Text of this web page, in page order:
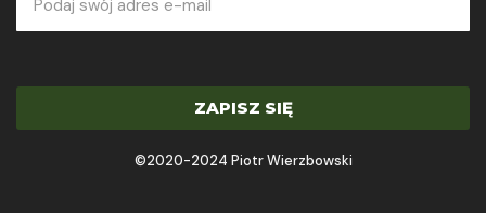
ZAPISZ SIĘ
©2020-2024 Piotr Wierzbowski